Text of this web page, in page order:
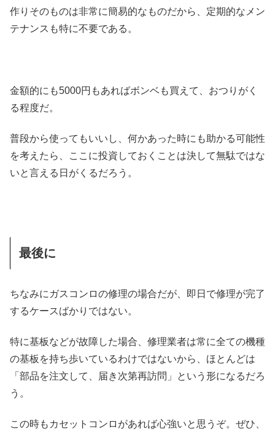
作りそのものは非常に簡易的なものだから、定期的なメン
テナンスも特に不要である。
金額的にも5000円もあればボンベも買えて、おつりがく
る程度だ。
普段から使ってもいいし、何かあった時にも助かる可能性
を考えたら、ここに投資しておくことは決して無駄ではな
いと言える日がくるだろう。
最後に
ちなみにガスコンロの修理の場合だが、即日で修理が完了
するケースばかりではない。
特に基板などが故障した場合、修理業者は常に全ての機種
の基板を持ち歩いているわけではないから、ほとんどは
「部品を注文して、届き次第再訪問」という形になるだろ
う。
この時もカセットコンロがあれば心強いと思うぞ。ぜひ、